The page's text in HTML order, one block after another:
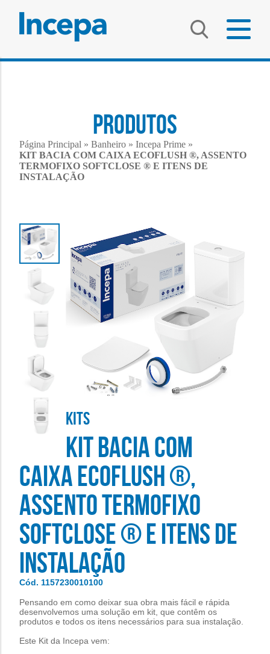
PRODUTOS
Página Principal » Banheiro » Incepa Prime »
KIT BACIA COM CAIXA ECOFLUSH ®, ASSENTO
TERMOFIXO SOFTCLOSE ® E ITENS DE
INSTALAÇÃO
KITS
KIT BACIA COM
CAIXA ECOFLUSH ®,
ASSENTO TERMOFIXO
SOFTCLOSE ® E ITENS DE
INSTALAÇÃO
Cód. 1157230010100
Pensando em como deixar sua obra mais fácil e rápida
desenvolvemos uma solução em kit, que contêm os
produtos e todos os itens necessários para sua instalação.
Este Kit da Incepa vem: